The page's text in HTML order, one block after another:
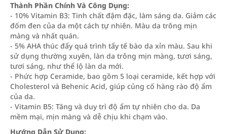
Thành Phần Chính Và Công Dụng:
- 10% Vitamin B3: Tinh chất đậm đặc, làm sáng da. Giảm các
đốm đen của da một cách tự nhiên. Màu da trông mịn
màng và nhất quán.
- 5% AHA thúc đẩy quá trình tẩy tế bào da xỉn màu. Sau khi
sử dụng thường xuyên, làn da trông mịn màng, tươi sáng,
tươi sáng, như thể lộ làn da mới.
- Phức hợp Ceramide, bao gồm 5 loại ceramide, kết hợp với
Cholesterol và Behenic Acid, giúp củng cố hàng rào độ ẩm
của da.
- Vitamin B5: Tăng và duy trì độ ẩm tự nhiên cho da. Da
mềm mại, mịn màng và dễ chịu khi chạm vào.
Hướng Dẫn Sử Dụng: